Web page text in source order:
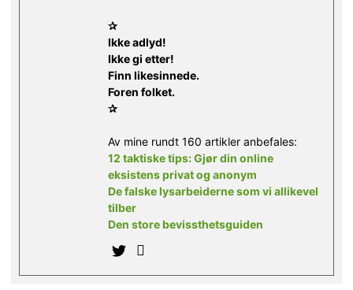
✰
Ikke adlyd!
Ikke gi etter!
Finn likesinnede.
Foren folket.
✰
Av mine rundt 160 artikler anbefales:
12 taktiske tips: Gjør din online
eksistens privat og anonym
De falske lysarbeiderne som vi allikevel
tilber
Den store bevissthetsguiden